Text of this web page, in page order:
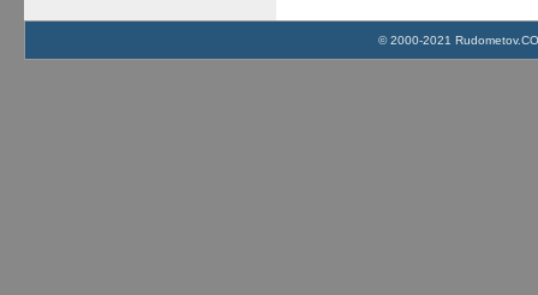
© 2000-2021